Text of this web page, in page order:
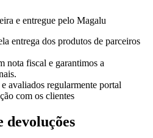
e entregue pelo Magalu
entrega dos produtos de parceiros
nota fiscal e garantimos a
avaliados regularmente portal
com os clientes
devoluções